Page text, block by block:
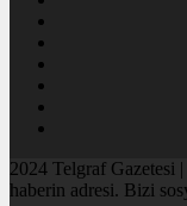
2024 Telgraf Gazetesi
haberin adresi. Bizi